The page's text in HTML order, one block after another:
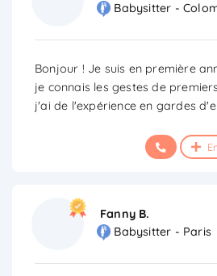
Babysitter -
Bonjour ! Je suis en première
je connais les gestes de
j'ai de l'expérience en gardes
Fanny B.
Babysitter - Paris